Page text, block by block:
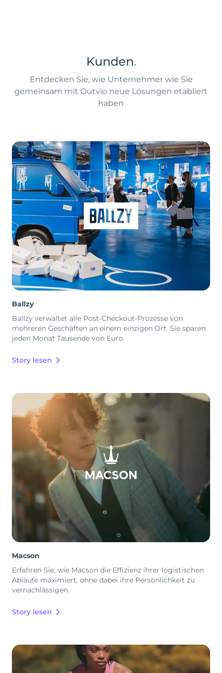
Kunden.
Entdecken Sie, wie Unternehmer wie Sie
gemeinsam mit Outvio neue Lösungen etabliert
haben
Ballzy
Ballzy verwaltet alle Post-Checkout-Prozesse von
mehreren Geschäften an einem einzigen Ort. Sie sparen
jeden Monat Tausende von Euro.
Story lesen
Macson
Erfahren Sie, wie Macson die Effizienz ihrer logistischen
Abläufe maximiert, ohne dabei ihre Persönlichkeit zu
vernachlässigen.
Story lesen